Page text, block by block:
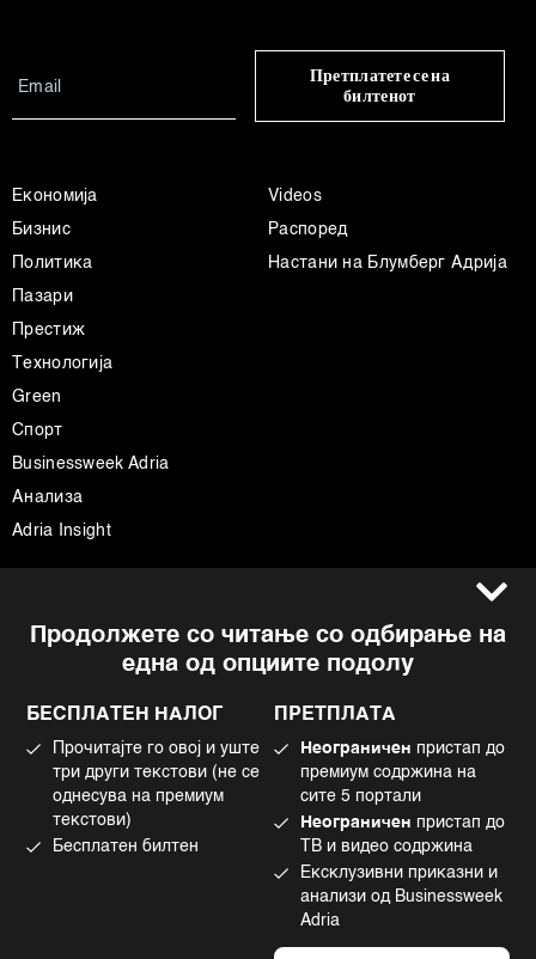
Продолжете со читање со одбирање на
една од опциите подолу
БЕСПЛАТЕН НАЛОГ
Прочитајте го овој и уште
три други текстови (не се
однесува на премиум
текстови)
Бесплатен билтен
ПРЕТПЛАТА
Неограничен пристап до
премиум содржина на
сите 5 портали
Неограничен пристап до
ТВ и видео содржина
Ексклузивни приказни и
анализи од Businessweek
Adria
Претплатете се на
билтенот
Економија
Бизнис
Политика
Пазари
Престиж
Технологија
Green
Спорт
Businessweek Adria
Анализа
Adria Insight
Videos
Распоред
Настани на Блумберг Адрија
Импресум
Политика на приватност
Политика за колачиња
Употреба на вештачка интелигенција
Facebook
Instagram
Twitter
Tiktok
©2022 - 2026 Bloomberg L.P. All Rights Reserved. BLOOMBERG and the
BLOOMBERG logo are registered trademarks and service marks of
Bloomberg Finance L.P. or its subsidiaries, displayed with permission
Bloomberg Adria is a Mtel Swiss SA Property
News CMS by Cubes